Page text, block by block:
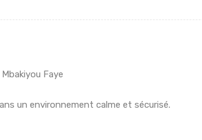
Faye
un environnement calme et sécurisé.